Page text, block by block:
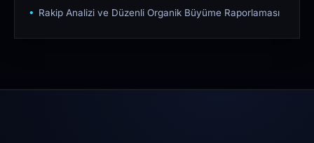
Rakip Analizi ve Düzenli Organik Büyüme Raporlaması